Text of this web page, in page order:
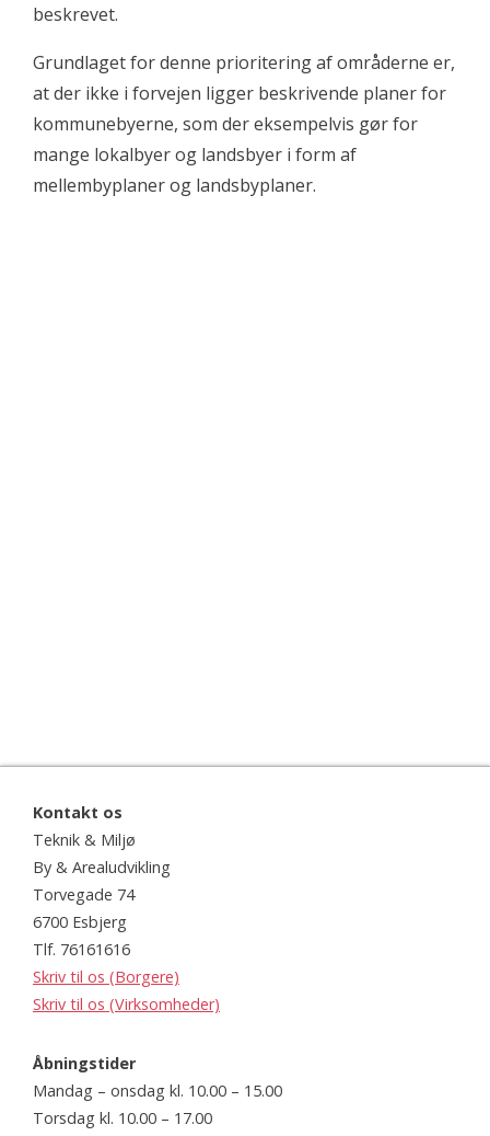
beskrevet.
Grundlaget for denne prioritering af områderne er,
at der ikke i forvejen ligger beskrivende planer for
kommunebyerne, som der eksempelvis gør for
mange lokalbyer og landsbyer i form af
mellembyplaner og landsbyplaner.
Kontakt os
Teknik & Miljø
By & Arealudvikling
Torvegade 74
6700 Esbjerg
Tlf. 76161616
Skriv til os (Borgere)
Skriv til os (Virksomheder)
Åbningstider
Mandag – onsdag kl. 10.00 – 15.00
Torsdag kl. 10.00 – 17.00